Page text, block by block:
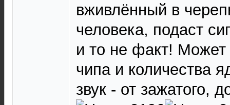
вживлённый в
человека, подаст
и то не факт! Может
чипа и количества
звук - от зажатого,